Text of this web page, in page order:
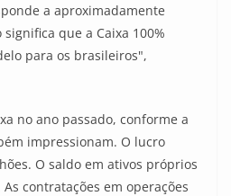
a aproximadamente
significa que a Caixa 100%
para os brasileiros",
no ano passado, conforme a
impressionam. O lucro
O saldo em ativos próprios
contratações em operações